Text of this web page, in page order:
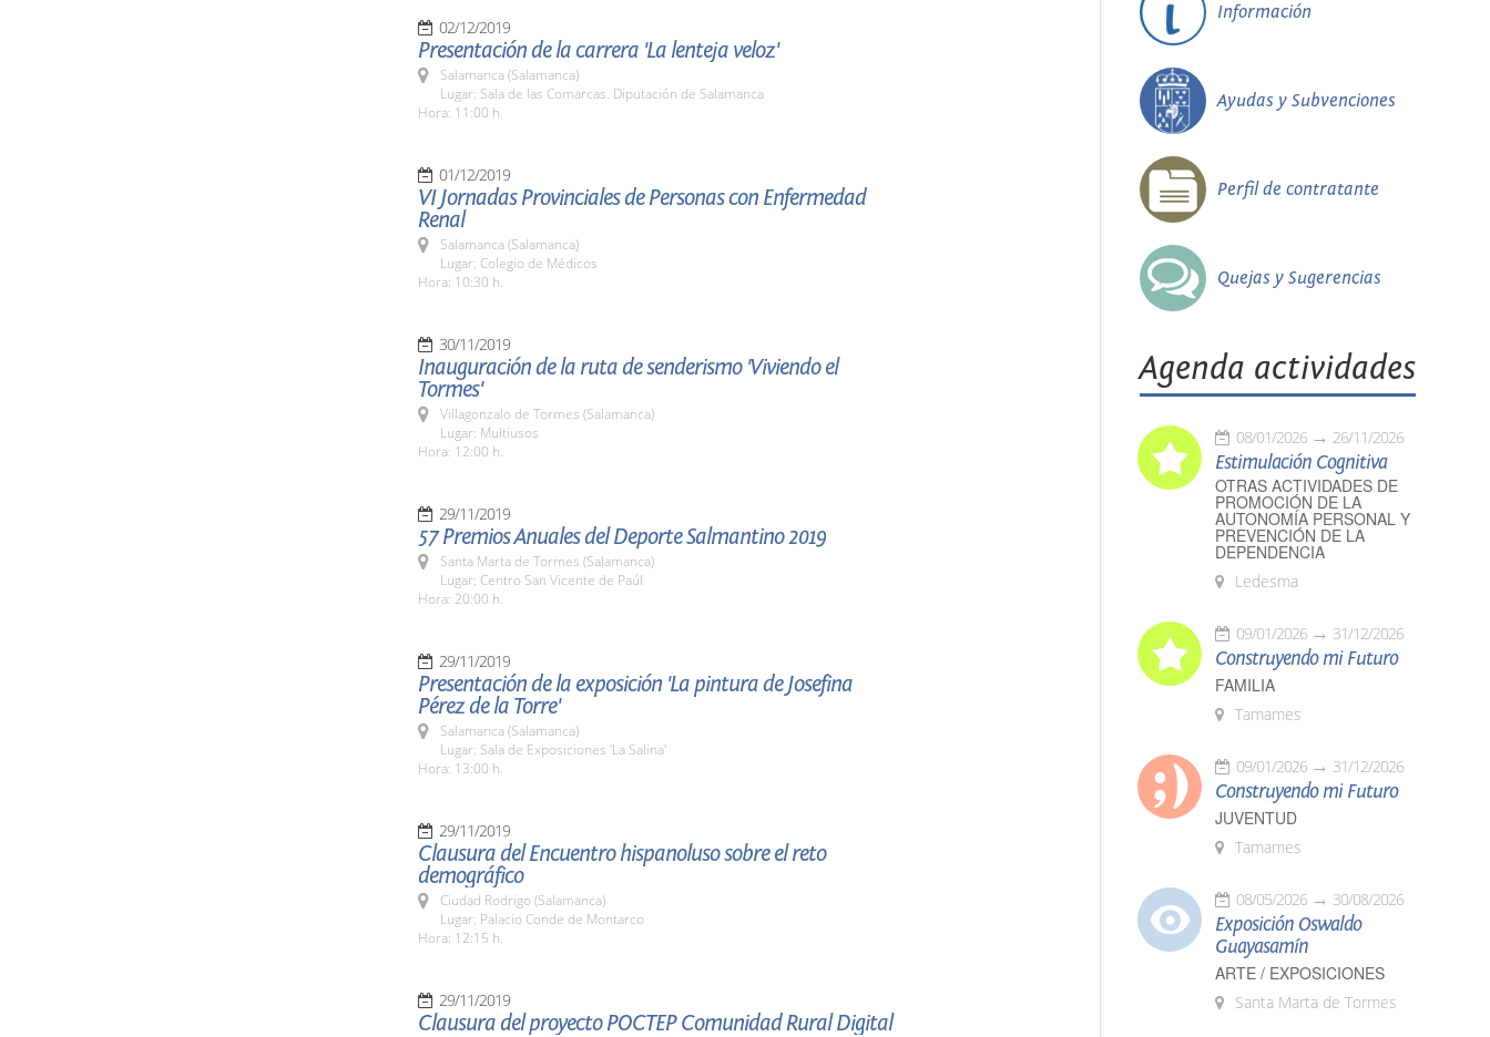
02/12/2019
Presentación de la carrera 'La lenteja veloz'
Salamanca (Salamanca)
Lugar: Sala de las Comarcas. Diputación de Salamanca
Hora: 11:00 h.
01/12/2019
VI Jornadas Provinciales de Personas con Enfermedad
Renal
Salamanca (Salamanca)
Lugar: Colegio de Médicos
Hora: 10:30 h.
30/11/2019
Inauguración de la ruta de senderismo 'Viviendo el
Tormes'
Villagonzalo de Tormes (Salamanca)
Lugar: Multiusos
Hora: 12:00 h.
29/11/2019
57 Premios Anuales del Deporte Salmantino 2019
Santa Marta de Tormes (Salamanca)
Lugar: Centro San Vicente de Paúl
Hora: 20:00 h.
29/11/2019
Presentación de la exposición 'La pintura de Josefina
Pérez de la Torre'
Salamanca (Salamanca)
Lugar: Sala de Exposiciones 'La Salina'
Hora: 13:00 h.
29/11/2019
Clausura del Encuentro hispanoluso sobre el reto
demográfico
Ciudad Rodrigo (Salamanca)
Lugar: Palacio Conde de Montarco
Hora: 12:15 h.
29/11/2019
Clausura del proyecto POCTEP Comunidad Rural Digital
Información
Ayudas y Subvenciones
Perfil de contratante
Quejas y Sugerencias
Agenda actividades
08/01/2026 26/11/2026
Estimulación Cognitiva
OTRAS ACTIVIDADES DE
PROMOCIÓN DE LA
AUTONOMÍA PERSONAL Y
PREVENCIÓN DE LA
DEPENDENCIA
Ledesma
09/01/2026 31/12/2026
Construyendo mi Futuro
FAMILIA
Tamames
09/01/2026 31/12/2026
Construyendo mi Futuro
JUVENTUD
Tamames
08/05/2026 30/08/2026
Exposición Oswaldo
Guayasamín
ARTE / EXPOSICIONES
Santa Marta de Tormes